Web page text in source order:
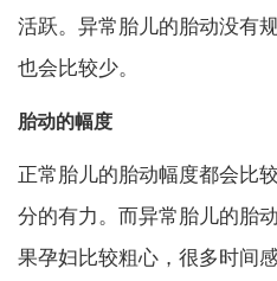
活跃。异常胎儿的胎动没有
也会比较少。
胎动的幅度
正常胎儿的胎动幅度都会比
分的有力。而异常胎儿的胎
果孕妇比较粗心，很多时间